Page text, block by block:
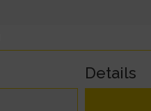
Details